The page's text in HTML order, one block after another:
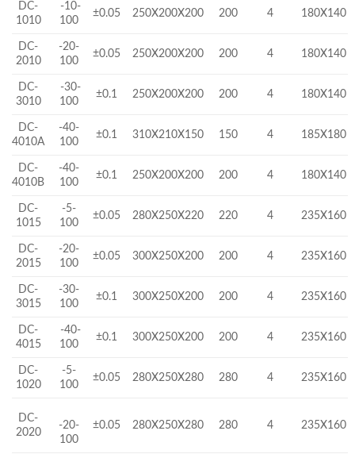
DC-
1010
-10-
100
±0.05 250X200X200 200 4 180X140
DC-
2010
-20-
100
±0.05 250X200X200 200 4 180X140
DC-
3010
-30-
100
±0.1 250X200X200 200 4 180X140
DC-
4010A
-40-
100
±0.1 310X210X150 150 4 185X180
DC-
4010B
-40-
100
±0.1 250X200X200 200 4 180X140
DC-
1015
-5-
100
±0.05 280X250X220 220 4 235X160
DC-
2015
-20-
100
±0.05 300X250X200 200 4 235X160
DC-
3015
-30-
100
±0.1 300X250X200 200 4 235X160
DC-
4015
-40-
100
±0.1 300X250X200 200 4 235X160
DC-
1020
-5-
100
±0.05 280X250X280 280 4 235X160
DC-
2020
-20-
100
±0.05 280X250X280 280 4 235X160